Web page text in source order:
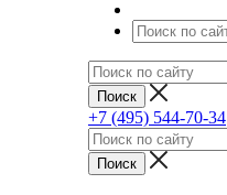
+7 (495) 544-70-34